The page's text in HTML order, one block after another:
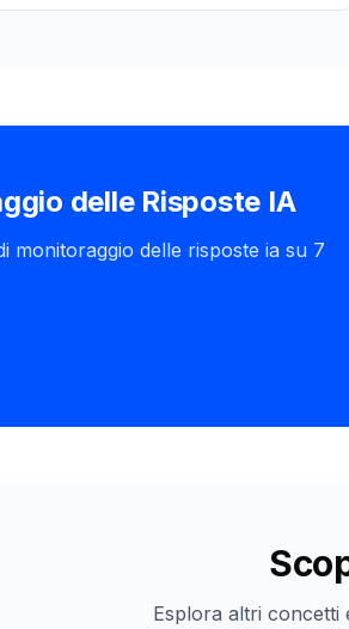
delle Risposte IA
monitoraggio delle risposte ia su 7
Esplora altri concetti